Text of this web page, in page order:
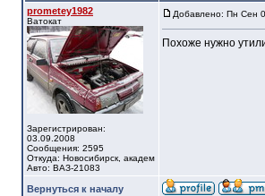
prometey1982
Ватокат
Зарегистрирован:
03.09.2008
Сообщения: 2595
Откуда: Новосибирск, академ
Авто: ВАЗ-21083
Добавлено: Пн Сен
Похоже нужно
Вернуться к началу